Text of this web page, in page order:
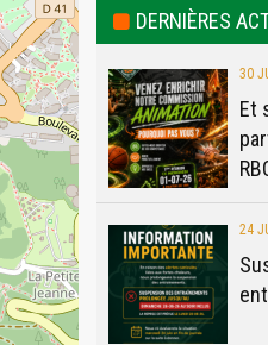
DERNIÈRES
30
Et
24